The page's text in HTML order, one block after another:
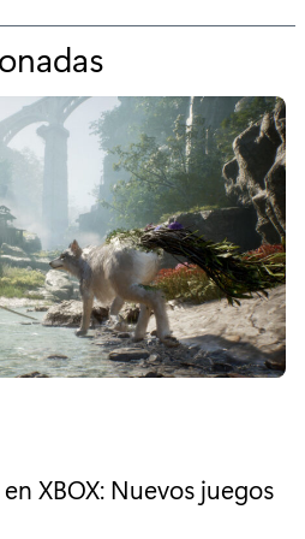
o
r
"
E
l
P
a
e
XBOX: Nuevos juegos